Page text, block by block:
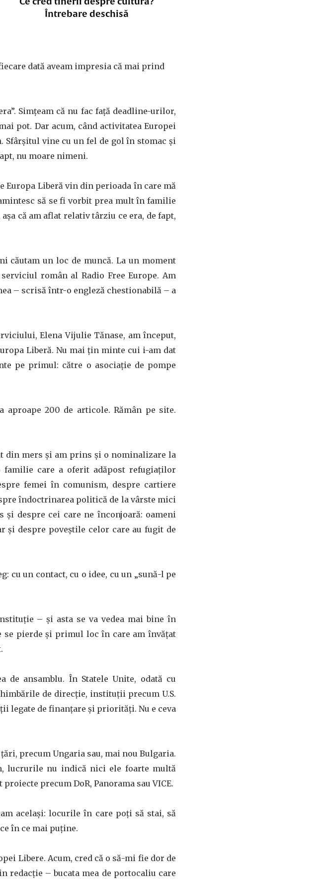
Întrebare deschisă
dată aveam impresia că mai prind
Simțeam că nu fac față deadline-urilor,
pot. Dar acum, când activitatea Europei
vine cu un fel de gol în stomac și
nu moare nimeni.
Liberă vin din perioada în care mă
să se fi vorbit prea mult în familie
că am aflat relativ târziu ce era, de fapt,
căutam un loc de muncă. La un moment
român al Radio Free Europe. Am
– scrisă într-o engleză chestionabilă – a
Elena Vijulie Tănase, am început,
Liberă. Nu mai țin minte cui i-am dat
pe primul: către o asociație de pompe
aproape 200 de articole. Rămân pe site.
din mers și am prins și o nominalizare la
familie care a oferit adăpost refugiaților
femei în comunism, despre cartiere
îndoctrinarea politică de la vârste mici
despre cei care ne înconjoară: oameni
despre poveștile celor care au fugit de
cu un contact, cu o idee, cu un „sună-l pe
– și asta se va vedea mai bine în
pierde și primul loc în care am învățat
ansamblu. În Statele Unite, odată cu
de direcție, instituții precum U.S.
legate de finanțare și priorități. Nu e ceva
precum Ungaria sau, mai nou Bulgaria.
lucrurile nu indică nici ele foarte multă
precum DoR, Panorama sau VICE.
același: locurile în care poți să stai, să
în ce mai puține.
Libere. Acum, cred că o să-mi fie dor de
redacție – bucata mea de portocaliu care